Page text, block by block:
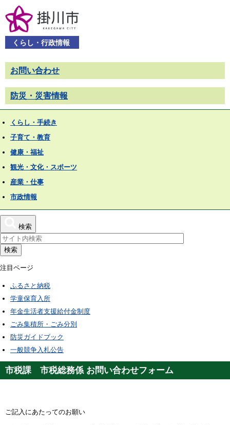
くらし・行政情報
お問い合わせ
防災・災害情報
くらし・手続き
子育て・教育
健康・福祉
観光・文化・スポーツ
産業・仕事
市政情報
検索
検索
注目ページ
ふるさと納税
学童保育入所
年金生活者支援給付金制度
ごみ集積所・ごみ分別
防災ガイドブック
一般競争入札公告
市税課 市税総務係 お問い合わせフォーム
ご記入にあたってのお願い